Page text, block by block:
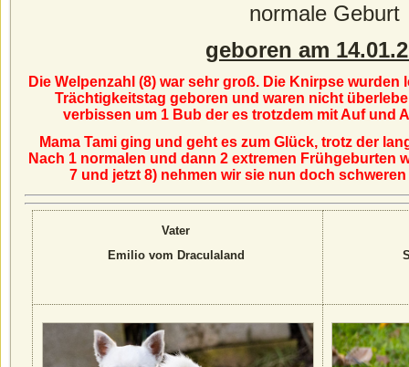
normale Geburt
geboren am
Die Welpenzahl (8) war sehr groß. Die Knirpse wurden
Trächtigkeitstag geboren und waren nicht
verbissen um 1 Bub der es trotzdem mit Auf und
Mama Tami ging und geht es zum Glück, trotz der
Nach 1 normalen und dann 2 extremen Frühgeburten
7 und jetzt 8) nehmen wir sie nun doch
Vater
Emilio vom Draculaland